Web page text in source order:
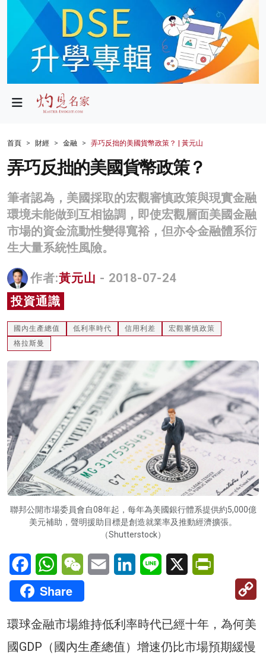
政局
財經
生活
商業
科技
名家榜
灼見活動
關於我們
首頁 財經 金融 弄巧反拙的美國貨幣政策？ | 黃元山
弄巧反拙的美國貨幣政策？
筆者認為，美國採取的宏觀審慎政策與現實金融
環境未能做到互相協調，即使宏觀層面美國金融
市場的資金流動性變得寬裕，但亦令金融體系衍
生大量系統性風險。
作者:黃元山 - 2018-07-24
投資通識
國內生產總值 低利率時代 信用利差
宏觀審慎政策
格拉斯曼
聯邦公開市場委員會自08年起，每年為美國銀行體系提供約5,000億
美元補助，聲明援助目標是創造就業率及推動經濟擴張。
（Shutterstock）
FacebookWhatsAppWeChatEmail LinkedInLine X
Share
環球金融市場維持低利率時代已經十年，為何美
國GDP（國內生產總值）增速仍比市場預期緩慢